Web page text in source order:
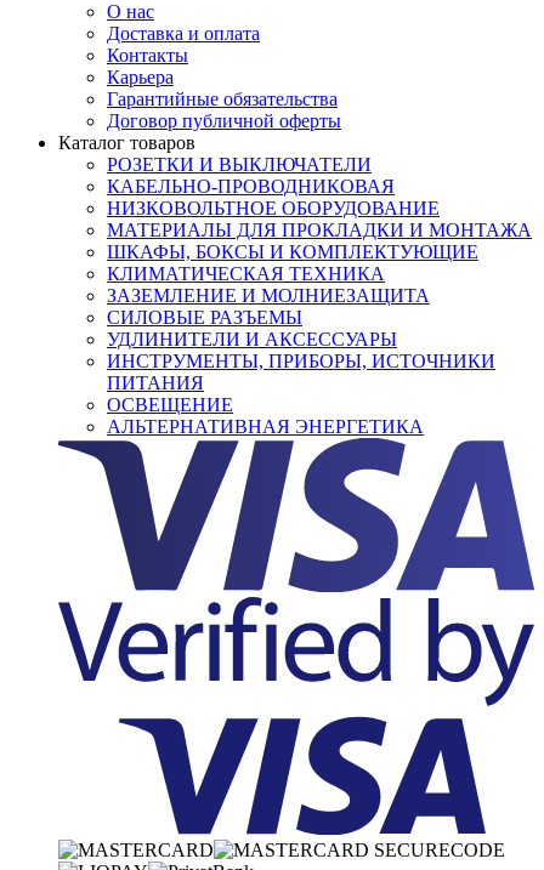
О нас
Доставка и оплата
Контакты
Карьера
Гарантийные обязательства
Договор публичной оферты
Каталог товаров
РОЗЕТКИ И ВЫКЛЮЧАТЕЛИ
КАБЕЛЬНО-ПРОВОДНИКОВАЯ
НИЗКОВОЛЬТНОЕ ОБОРУДОВАНИЕ
МАТЕРИАЛЫ ДЛЯ ПРОКЛАДКИ И МОНТАЖА
ШКАФЫ, БОКСЫ И КОМПЛЕКТУЮЩИЕ
КЛИМАТИЧЕСКАЯ ТЕХНИКА
ЗАЗЕМЛЕНИЕ И МОЛНИЕЗАЩИТА
СИЛОВЫЕ РАЗЪЕМЫ
УДЛИНИТЕЛИ И АКСЕССУАРЫ
ИНСТРУМЕНТЫ, ПРИБОРЫ, ИСТОЧНИКИ
ПИТАНИЯ
ОСВЕЩЕНИЕ
АЛЬТЕРНАТИВНАЯ ЭНЕРГЕТИКА